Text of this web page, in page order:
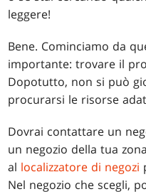
leggere!
Bene. Cominciamo da
importante: trovare il
Dopotutto, non si può
procurarsi le risorse
Dovrai contattare un
un negozio della tua
al localizzatore di negozi
Nel negozio che scegli,